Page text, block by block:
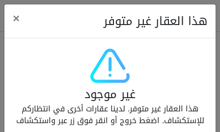
Modern Renovated Unit Near Marina Metro Station
شقة للإيجار 95,000 درهم
هذا العقار غير متوفر ×
غير موجود
هذا العقار غير متوفر. لدينا عقارات أخرى في انتظاركم
للإستكشاف. اضغط خروج أو انقر فوق زر عبر واستكشاف